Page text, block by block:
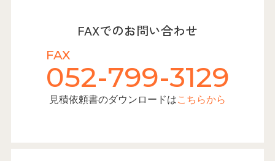
FAXでのお問い合わせ
FAX
052-799-3129
見積依頼書のダウンロードはこちらから